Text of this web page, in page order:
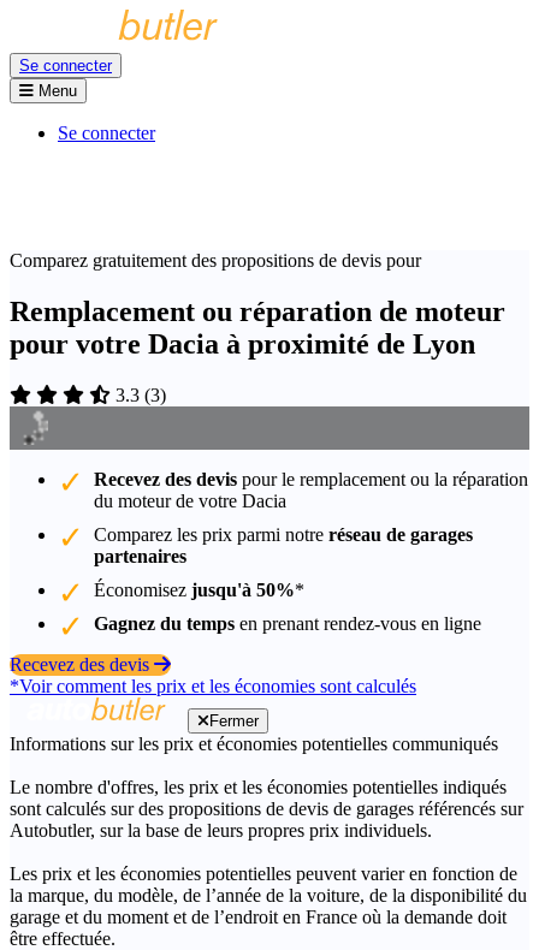
Se connecter
Menu
Se connecter
Comparez gratuitement des propositions de devis pour
Remplacement ou réparation de moteur
pour votre Dacia à proximité de Lyon
3.3 (3)
Recevez des devis pour le remplacement ou la réparation
du moteur de votre Dacia
Comparez les prix parmi notre réseau de garages
partenaires
Économisez jusqu'à 50%*
Gagnez du temps en prenant rendez-vous en ligne
Recevez des devis
*Voir comment les prix et les économies sont calculés
Fermer
Informations sur les prix et économies potentielles communiqués
Le nombre d'offres, les prix et les économies potentielles indiqués
sont calculés sur des propositions de devis de garages référencés sur
Autobutler, sur la base de leurs propres prix individuels.
Les prix et les économies potentielles peuvent varier en fonction de
la marque, du modèle, de l’année de la voiture, de la disponibilité du
garage et du moment et de l’endroit en France où la demande doit
être effectuée.